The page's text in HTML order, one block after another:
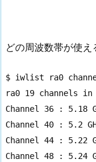
どの周波数帯が使え
$ iwlist ra0
ra0 19 channels
Channel 36 : 5.18
Channel 40 : 5.2
Channel 44 : 5.22
Channel 48 : 5.24